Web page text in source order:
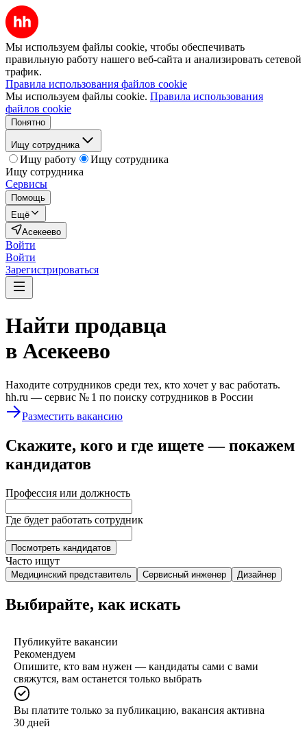
Мы используем файлы cookie, чтобы обеспечивать
правильную работу нашего веб-сайта и анализировать сетевой
трафик.
Правила использования файлов cookie
Мы используем файлы cookie. Правила использования
файлов cookie
Понятно
Ищу сотрудника
Ищу работу
Ищу сотрудника
Ищу сотрудника
Сервисы
Помощь
Ещё
Асекеево
Войти
Войти
Зарегистрироваться
Найти продавца
в Асекеево
Находите сотрудников среди тех, кто хочет у вас работать.
hh.ru — сервис № 1 по поиску сотрудников в России
Разместить вакансию
Скажите, кого и где ищете — покажем
кандидатов
Профессия или должность
Где будет работать сотрудник
Посмотреть кандидатов
Часто ищут
Медицинский представитель Сервисный инженер Дизайнер
Выбирайте, как искать
Публикуйте вакансии
Рекомендуем
Опишите, кто вам нужен — кандидаты сами с вами
свяжутся, вам останется только выбрать
Вы платите только за публикацию, вакансия активна
30 дней